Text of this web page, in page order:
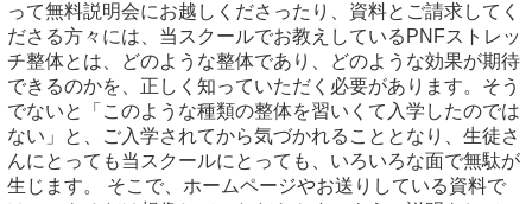
って無料説明会にお越しくださったり、資料とご請求してく
ださる方々には、当スクールでお教えしているPNFストレッ
チ整体とは、どのような整体であり、どのような効果が期待
できるのかを、正しく知っていただく必要があります。そう
でないと「このような種類の整体を習いくて入学したのでは
ない」と、ご入学されてから気づかれることとなり、生徒さ
んにとっても当スクールにとっても、いろいろな面で無駄が
生じます。 そこで、ホームページやお送りしている資料で